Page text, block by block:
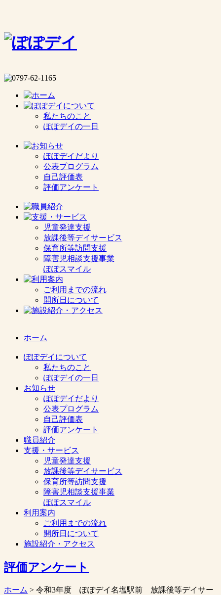
私たちのこと
ぽぽデイの一日
ぽぽデイだより
公表プログラム
自己評価表
評価アンケート
児童発達支援
放課後等デイサービス
保育所等訪問支援
障害児相談支援事業
ぽぽスマイル
ご利用までの流れ
開所日について
ホーム
ぽぽデイについて
私たちのこと
ぽぽデイの一日
お知らせ
ぽぽデイだより
公表プログラム
自己評価表
評価アンケート
職員紹介
支援・サービス
児童発達支援
放課後等デイサービス
保育所等訪問支援
障害児相談支援事業
ぽぽスマイル
利用案内
ご利用までの流れ
開所日について
施設紹介・アクセス
評価アンケート
ホーム > 令和3年度 ぽぽデイ名塩駅前 放課後等デイサー